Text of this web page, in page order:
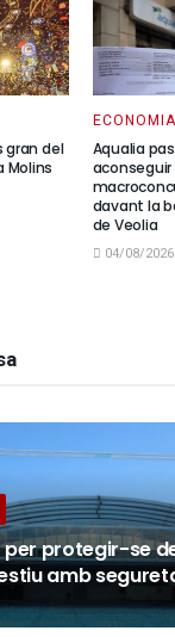
gran del
Molins
ECONOMIA
Aqualia
aconseguir
davant la
de Veolia
04/08/2026
per protegir-se
amb